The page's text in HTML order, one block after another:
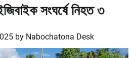
সংঘর্ষে নিহত ৩
by Nabochatona Desk